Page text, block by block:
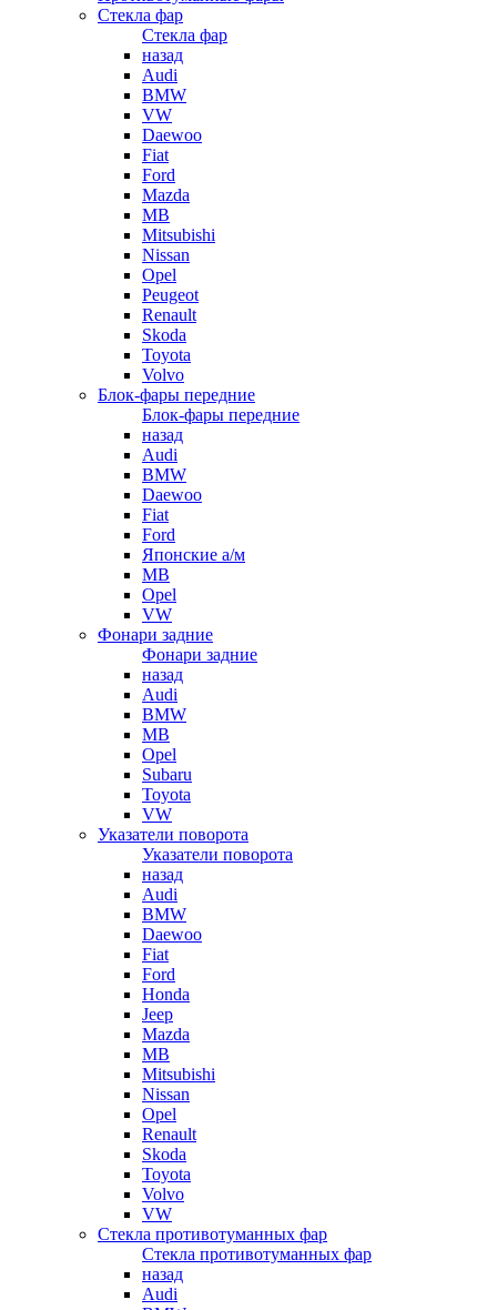
Стекла фар
Стекла фар
назад
Audi
BMW
VW
Daewoo
Fiat
Ford
Mazda
MB
Mitsubishi
Nissan
Opel
Peugeot
Renault
Skoda
Toyota
Volvo
Блок-фары передние
Блок-фары передние
назад
Audi
BMW
Daewoo
Fiat
Ford
Японские а/м
MB
Opel
VW
Фонари задние
Фонари задние
назад
Audi
BMW
MB
Opel
Subaru
Toyota
VW
Указатели поворота
Указатели поворота
назад
Audi
BMW
Daewoo
Fiat
Ford
Honda
Jeep
Mazda
MB
Mitsubishi
Nissan
Opel
Renault
Skoda
Toyota
Volvo
VW
Стекла противотуманных фар
Стекла противотуманных фар
назад
Audi